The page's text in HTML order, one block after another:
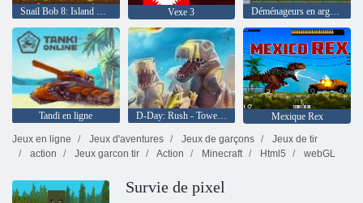
Snail Bob 8: Island Story Vexe 3 Déménageurs en argent 2
Tandi en ligne D-Day: Rush - Tower Defense
Mexique Rex
Jeux en ligne
Jeux d'aventures Jeux de garçons
Jeux de tir
action
Jeux garcon tir Action Minecraft Html5 webGL
Survie de pixel